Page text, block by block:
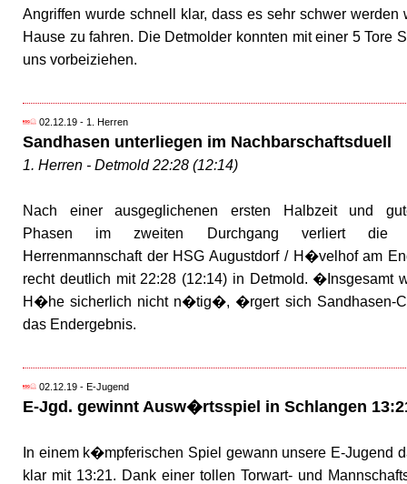
Angriffen wurde schnell klar, dass es sehr schwer
Hause zu fahren. Die Detmolder konnten mit einer 5 Tore
uns vorbeiziehen.
02.12.19 - 1. Herren
Sandhasen unterliegen im Nachbarschaftsduell
1. Herren - Detmold 22:28 (12:14)
Nach einer ausgeglichenen ersten Halbzeit und
Phasen im zweiten Durchgang verliert die
Herrenmannschaft der HSG Augustdorf / H�velhof am
recht deutlich mit 22:28 (12:14) in Detmold. �Insgesamt
H�he sicherlich nicht n�tig�, �rgert sich Sandhasen-
das Endergebnis.
02.12.19 - E-Jugend
E-Jgd. gewinnt Ausw�rtsspiel in Schlangen
In einem k�mpferischen Spiel gewann unsere E-Jugend
klar mit 13:21. Dank einer tollen Torwart- und